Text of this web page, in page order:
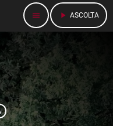
menu play_arrow ASCOLTA